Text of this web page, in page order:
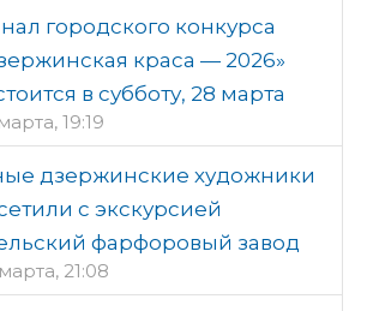
городского конкурса
краса — 2026»
в субботу, 28 марта
19:19
дзержинские художники
с экскурсией
фарфоровый завод
21:08